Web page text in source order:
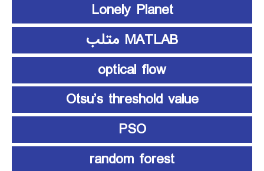
Lonely Planet
MATLAB متلب
optical flow
Otsu’s threshold value
PSO
random forest